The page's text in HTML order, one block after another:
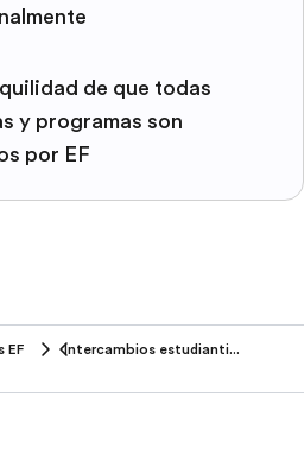
de que todas
y programas son
por EF
EF
Intercambios estudiantiles